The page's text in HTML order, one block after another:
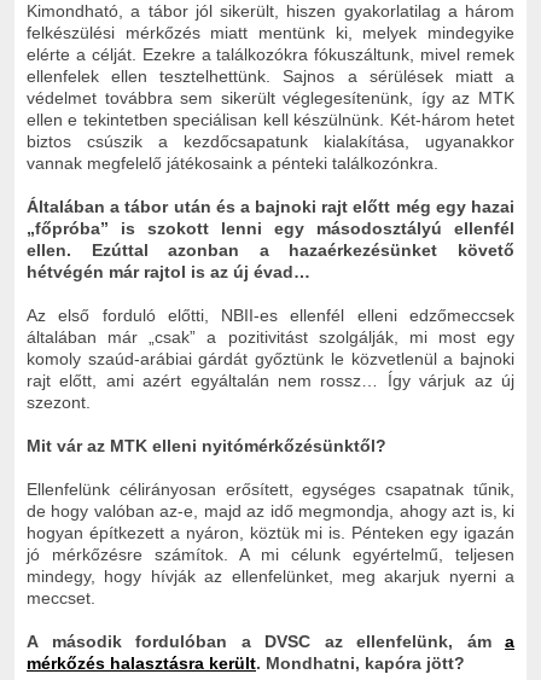
Kimondható, a tábor jól sikerült, hiszen gyakorlatilag a három
felkészülési mérkőzés miatt mentünk ki, melyek mindegyike
elérte a célját. Ezekre a találkozókra fókuszáltunk, mivel remek
ellenfelek ellen tesztelhettünk. Sajnos a sérülések miatt a
védelmet továbbra sem sikerült véglegesítenünk, így az MTK
ellen e tekintetben speciálisan kell készülnünk. Két-három hetet
biztos csúszik a kezdőcsapatunk kialakítása, ugyanakkor
vannak megfelelő játékosaink a pénteki találkozónkra.
Általában a tábor után és a bajnoki rajt előtt még egy hazai
„főpróba” is szokott lenni egy másodosztályú ellenfél
ellen. Ezúttal azonban a hazaérkezésünket követő
hétvégén már rajtol is az új évad…
Az első forduló előtti, NBII-es ellenfél elleni edzőmeccsek
általában már „csak” a pozitivitást szolgálják, mi most egy
komoly szaúd-arábiai gárdát győztünk le közvetlenül a bajnoki
rajt előtt, ami azért egyáltalán nem rossz… Így várjuk az új
szezont.
Mit vár az MTK elleni nyitómérkőzésünktől?
Ellenfelünk célirányosan erősített, egységes csapatnak tűnik,
de hogy valóban az-e, majd az idő megmondja, ahogy azt is, ki
hogyan építkezett a nyáron, köztük mi is. Pénteken egy igazán
jó mérkőzésre számítok. A mi célunk egyértelmű, teljesen
mindegy, hogy hívják az ellenfelünket, meg akarjuk nyerni a
meccset.
A második fordulóban a DVSC az ellenfelünk, ám a
mérkőzés halasztásra került. Mondhatni, kapóra jött?